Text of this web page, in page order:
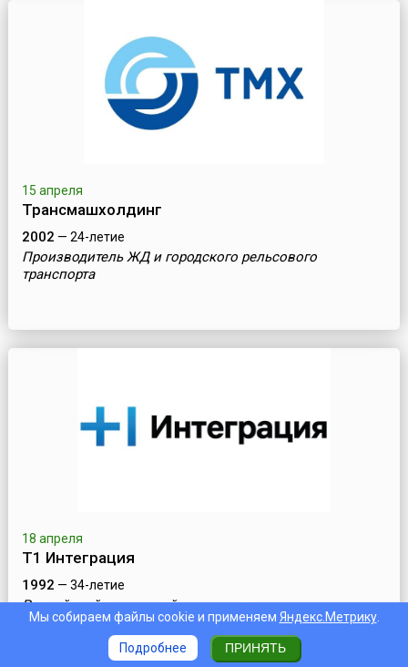
15 апреля
Трансмашхолдинг
2002 — 24-летие
Производитель ЖД и городского рельсового
транспорта
18 апреля
Т1 Интеграция
1992 — 34-летие
Российский системный интегратор
Мы собираем файлы cookie и применяем Яндекс.Метрику.
Подробнее ПРИНЯТЬ